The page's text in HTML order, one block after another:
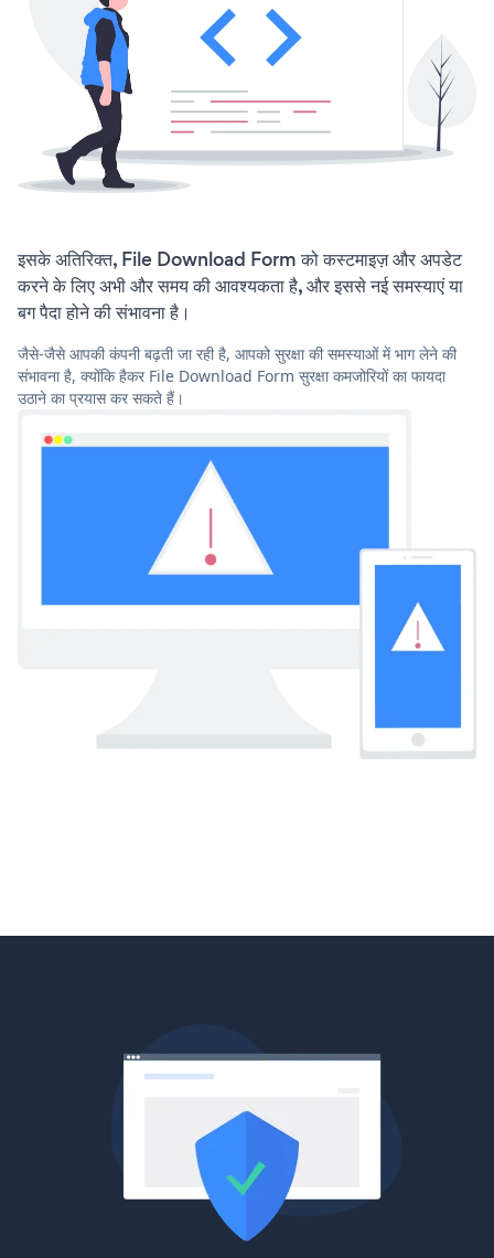
इसके अतिरिक्त, File Download Form को कस्टमाइज़ और अपडेट
करने के लिए अभी और समय की आवश्यकता है, और इससे नई समस्याएं या
बग पैदा होने की संभावना है।
जैसे-जैसे आपकी कंपनी बढ़ती जा रही है, आपको सुरक्षा की समस्याओं में भाग लेने की
संभावना है, क्योंकि हैकर File Download Form सुरक्षा कमजोरियों का फायदा
उठाने का प्रयास कर सकते हैं।